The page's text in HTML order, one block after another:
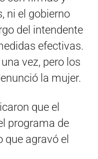
ni el gobierno
del intendente
efectivas.
vez, pero los
la mujer.
que el
programa de
agravó el